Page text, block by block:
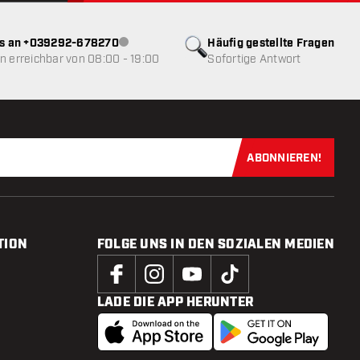
Häufig gestellte Fragen
Sofortige Antwort
an +039292-678270Kundenservice nicht verfügbar
erreichbar von 08:00 - 19:00
Jetzt für
ABONNIEREN!
FOLGE UNS IN DEN SOZIALEN MEDIEN
LADE DIE APP HERUNTER